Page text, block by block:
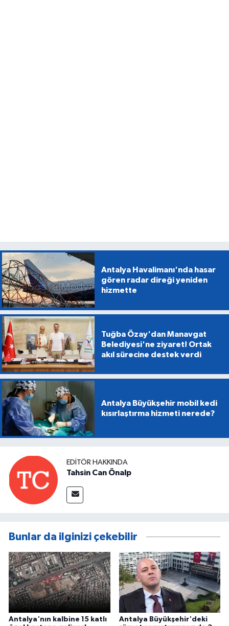
Antalya Havalimanı'nda hasar
gören radar direği yeniden
hizmette
Tuğba Özay'dan Manavgat
Belediyesi'ne ziyaret! Ortak
akıl sürecine destek verdi
Antalya Büyükşehir mobil kedi
kısırlaştırma hizmeti nerede?
EDITÖR HAKKINDA
Tahsin Can Önalp
Bunlar da ilginizi çekebilir
Antalya'nın kalbine 15 katlı
Antalya Büyükşehir'deki